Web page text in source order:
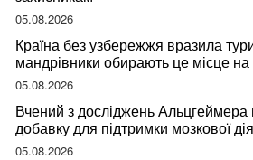
05.08.2026
Країна без узбережжя вразила
мандрівники обирають це місце на
05.08.2026
Вчений з досліджень
добавку для підтримки мозкової
05.08.2026